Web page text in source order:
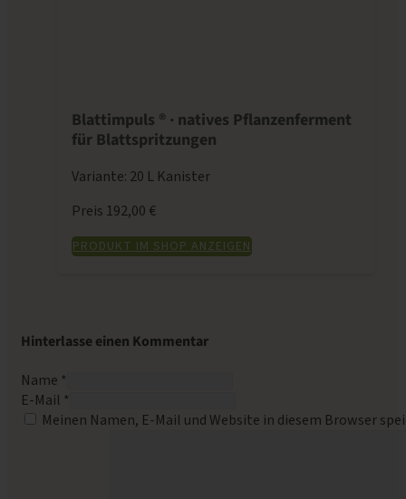
Blattimpuls ® · natives Pflanzenferment
für Blattspritzungen
Variante: 20 L Kanister
Preis 192,00 €
PRODUKT IM SHOP ANZEIGEN
Hinterlasse einen Kommentar
Name *
E-Mail *
Meinen Namen, E-Mail und Website in diesem Browser